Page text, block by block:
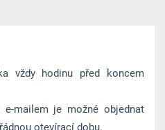
vždy hodinu před koncem
e-mailem je možné objednat
otevírací dobu.